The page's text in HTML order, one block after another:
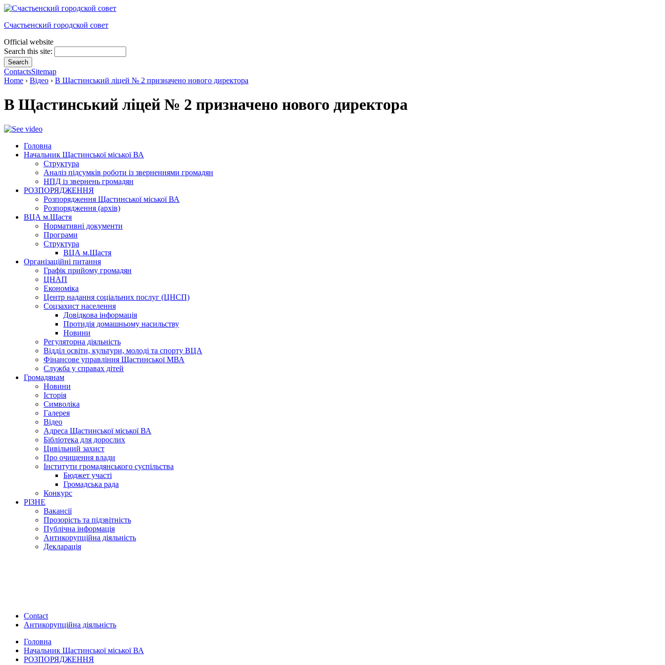
Счастьенский городской совет
Official website
Search this site:
ContactsSitemap
Home › Відео › В Щастинський ліцей № 2 призначено нового директора
В Щастинський ліцей № 2 призначено нового директора
Головна
Начальник Щастинської міської ВА
Структура
Аналіз підсумків роботи із зверненнями громадян
НПД із звернень громадян
РОЗПОРЯДЖЕННЯ
Розпорядження Щастинської міської ВА
Розпорядження (архів)
ВЦА м.Щастя
Нормативні документи
Програми
Структура
ВЦА м.Щастя
Організаційні питання
Графік прийому громадян
ЦНАП
Економіка
Центр надання соціальних послуг (ЦНСП)
Соцзахист населення
Довідкова інформація
Протидія домашньому насильству
Новини
Регуляторна діяльність
Відділ освіти, культури, молоді та спорту ВЦА
Фінансове управління Щастинської МВА
Служба у справах дітей
Громадянам
Новини
Історія
Символіка
Галерея
Відео
Адреса Щастинської міської ВА
Бібліотека для дорослих
Цивільний захист
Про очищення влади
Інститути громадянського суспільства
Бюджет участі
Громадська рада
Конкурс
РІЗНЕ
Вакансії
Прозорість та підзвітність
Публічна інформація
Антикорупційна діяльність
Декларація
Contact
Антикорупційна діяльність
Головна
Начальник Щастинської міської ВА
РОЗПОРЯДЖЕННЯ